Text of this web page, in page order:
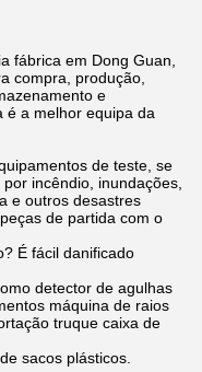
fábrica em Dong Guan,
compra, produção,
e
é a melhor equipa da
de teste, se
incêndio, inundações,
e outros desastres
de partida com o
É fácil danificado
detector de agulhas
máquina de raios
truque caixa de
sacos plásticos.